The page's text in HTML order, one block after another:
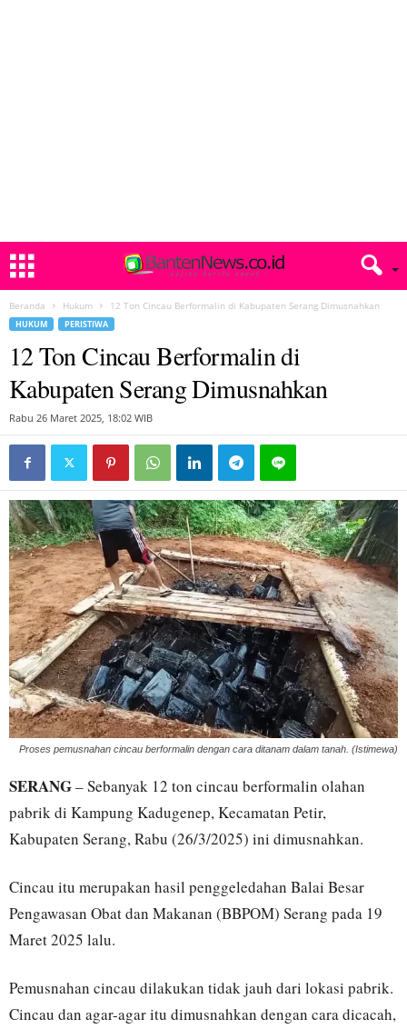
Beranda Hukum 12 Ton Cincau Berformalin di Kabupaten Serang Dimusnahkan
HUKUM PERISTIWA
12 Ton Cincau Berformalin di
Kabupaten Serang Dimusnahkan
Rabu 26 Maret 2025, 18:02 WIB
Proses pemusnahan cincau berformalin dengan cara ditanam dalam tanah. (Istimewa)
SERANG– Sebanyak 12 ton cincau berformalin olahan
pabrik di Kampung Kadugenep, Kecamatan Petir,
Kabupaten Serang, Rabu (26/3/2025) ini dimusnahkan.
Cincau itu merupakan hasil penggeledahan Balai Besar
Pengawasan Obat dan Makanan (BBPOM) Serang pada 19
Maret 2025 lalu.
Pemusnahan cincau dilakukan tidak jauh dari lokasi pabrik.
Cincau dan agar-agar itu dimusnahkan dengan cara dicacah,